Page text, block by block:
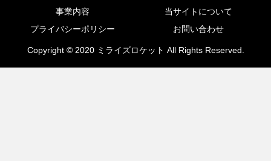
事業内容
当サイトについて
プライバシーポリシー
お問い合わせ
Copyright © 2020 ミライズロケット All Rights Reserved.